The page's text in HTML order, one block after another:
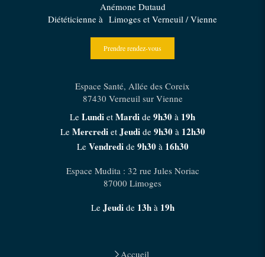
Anémone Dutaud
Diététicienne à Limoges et Verneuil / Vienne
Prendre rendez-vous
Espace Santé, Allée des Coreix
87430 Verneuil sur Vienne
Le Lundi et Mardi de 9h30 à 19h
Le Mercrediet Jeudide 9h30à 12h30
Le Vendredide 9h30à 16h30
Espace Mudita : 32 rue Jules Noriac
87000 Limoges
Le Jeudide 13hà 19h
Accueil